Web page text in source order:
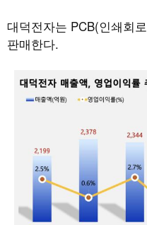
대덕전자는 PCB(인쇄회
판매한다.